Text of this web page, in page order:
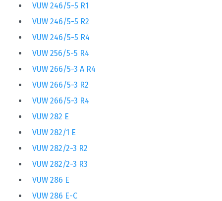
VUW 246/5-5 R1
VUW 246/5-5 R2
VUW 246/5-5 R4
VUW 256/5-5 R4
VUW 266/5-3 A R4
VUW 266/5-3 R2
VUW 266/5-3 R4
VUW 282 E
VUW 282/1 E
VUW 282/2-3 R2
VUW 282/2-3 R3
VUW 286 E
VUW 286 E-C